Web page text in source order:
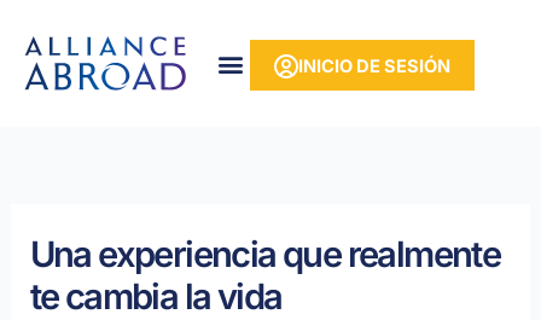
contenido
INICIO DE SESIÓN
Una experiencia que realmente
te cambia la vida